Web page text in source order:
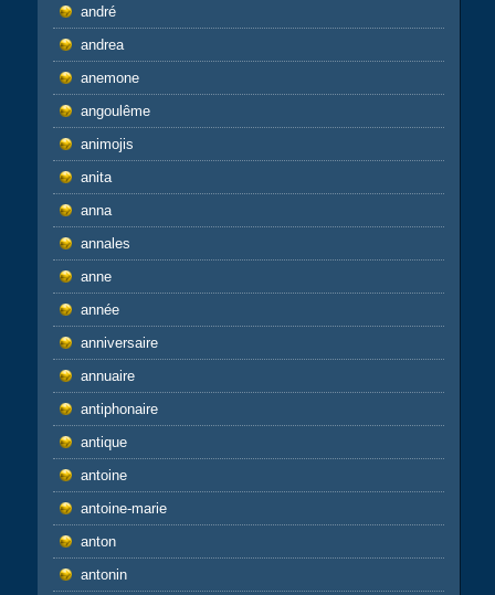
andré
andrea
anemone
angoulême
animojis
anita
anna
annales
anne
année
anniversaire
annuaire
antiphonaire
antique
antoine
antoine-marie
anton
antonin